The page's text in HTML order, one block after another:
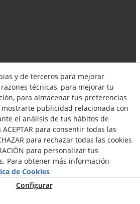
Síguenos en las redes!
Política de Privacidad
Política de Cookies
y de terceros para mejorar
técnicas, para mejorar tu
para almacenar tus preferencias
publicidad relacionada con
el análisis de tus hábitos de
para consentir todas las
para rechazar todas las cookies
para personalizar tus
Para obtener más información
de Cookies
Configurar